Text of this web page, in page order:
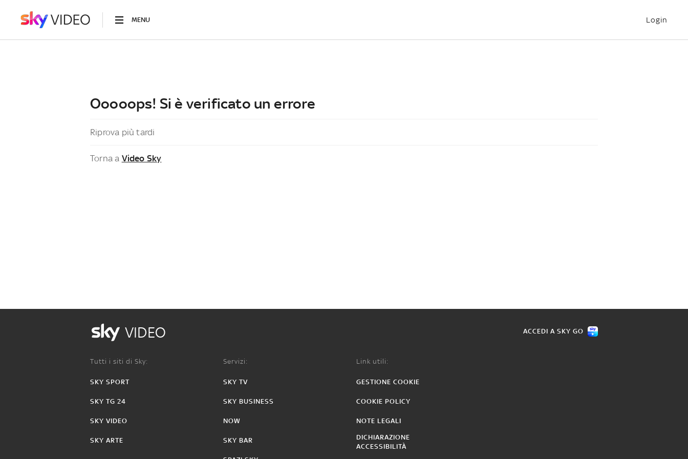
MENU Login
Ooooops! Si è verificato un errore
Riprova più tardi
Torna a Video Sky
VIDEO ACCEDI A SKY GO
Tutti i siti di Sky:
SKY SPORT
SKY TG 24
SKY VIDEO
SKY ARTE
Servizi:
SKY TV
SKY BUSINESS
NOW
SKY BAR
Link utili:
GESTIONE COOKIE
COOKIE POLICY
NOTE LEGALI
DICHIARAZIONE
ACCESSIBILITÀ